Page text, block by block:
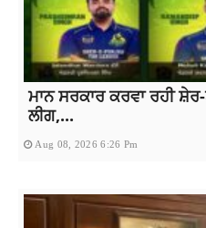
ਮਾਨ ਸਰਕਾਰ ਕਰਵਾ ਰਹੀ
ਲੀਗ,...
Aug 08, 2026 6:26 Pm